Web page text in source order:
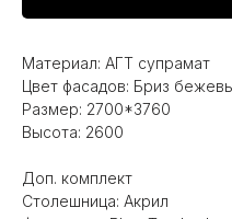
Материал: АГТ супрамат
Цвет фасадов: Бриз
Размер: 2700*3760
Высота: 2600
Доп. комплект
Столешница: Акрил